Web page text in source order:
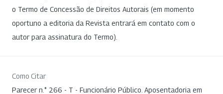
o Termo de Concessão de Direitos Autorais (em momento
oportuno a editoria da Revista entrará em contato com o
autor para assinatura do Termo).
Como Citar
Parecer n.° 266 - T - Funcionário Público. Aposentadoria em